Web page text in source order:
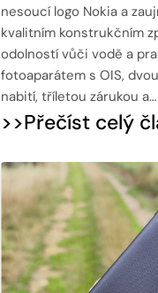
nesoucí logo Nokia a
kvalitním konstrukčním
odolností vůči vodě a
fotoaparátem s OIS,
nabití, tříletou zárukou a…
>>Přečíst celý